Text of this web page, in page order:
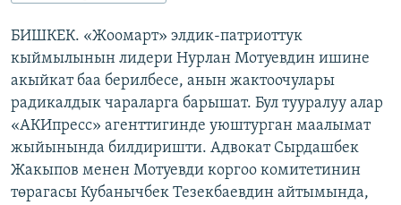
ЭКСПЕРТТЕР ТАЛДАЙТ
БИЗ ЖАНА ДҮЙНӨ
ДАНИСТЕ
ЭЖЕ-СИҢДИЛЕР
АЗАТТЫК+
ЫҢГАЙСЫЗ СУРООЛОР
ӨЗГӨЧӨ ПИКИР
Русский
ОНЛАЙН ШЕРИНЕ
БИШКЕК. «Жоомарт» элдик-патриоттук
кыймылынын лидери Нурлан Мотуевдин ишине
акыйкат баа берилбесе, анын жактоочулары
радикалдык чараларга барышат. Бул тууралуу алар
«АКИпресс» агенттигинде уюштурган маалымат
жыйынында билдиришти. Адвокат Сырдашбек
Жакыпов менен Мотуевди коргоо комитетинин
төрагасы Кубанычбек Тезекбаевдин айтымында,